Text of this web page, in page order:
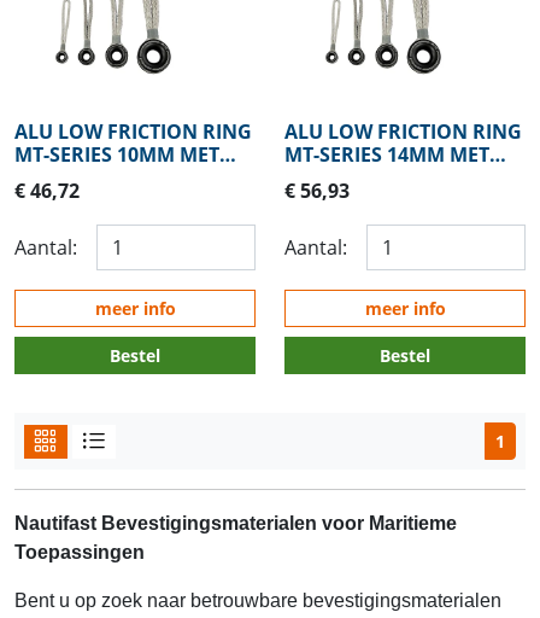
ALU LOW FRICTION RING
MT-SERIES 10MM MET
LOOP
€ 46,72
Aantal:
meer info
Bestel
ALU LOW FRICTION RING
MT-SERIES 14MM MET
LOOP
€ 56,93
Aantal:
meer info
Bestel
1
Nautifast Bevestigingsmaterialen voor Maritieme
Toepassingen
Bent u op zoek naar betrouwbare bevestigingsmaterialen